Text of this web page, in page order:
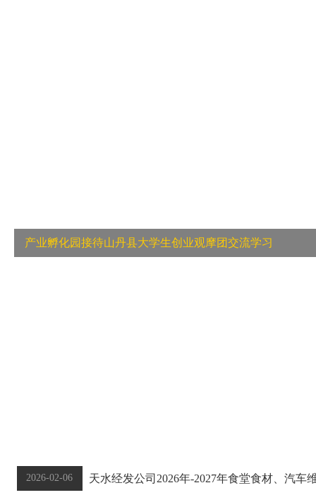
产业孵化园接待山丹县大学生创业观摩团交流学习
2026-02-06 天水经发公司2026年-2027年食堂食材、汽车